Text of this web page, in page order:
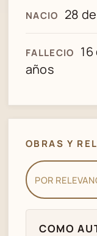
NACIO 28
FALLECIO
años
OBRAS Y
POR
COMO